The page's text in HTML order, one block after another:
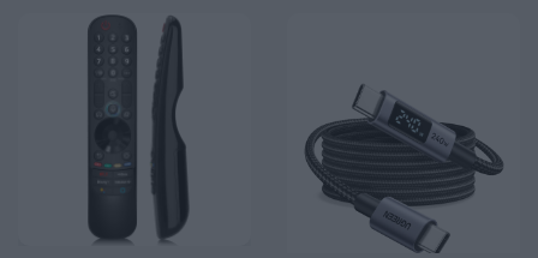
Type C, Compatibile con
MacBook, iPad, iPhone 17 Pro
Max Air/16/15, Galaxy
S26/S25, Pixel 10/9. (Grigio)
Pixel Cellulare Xiaomi